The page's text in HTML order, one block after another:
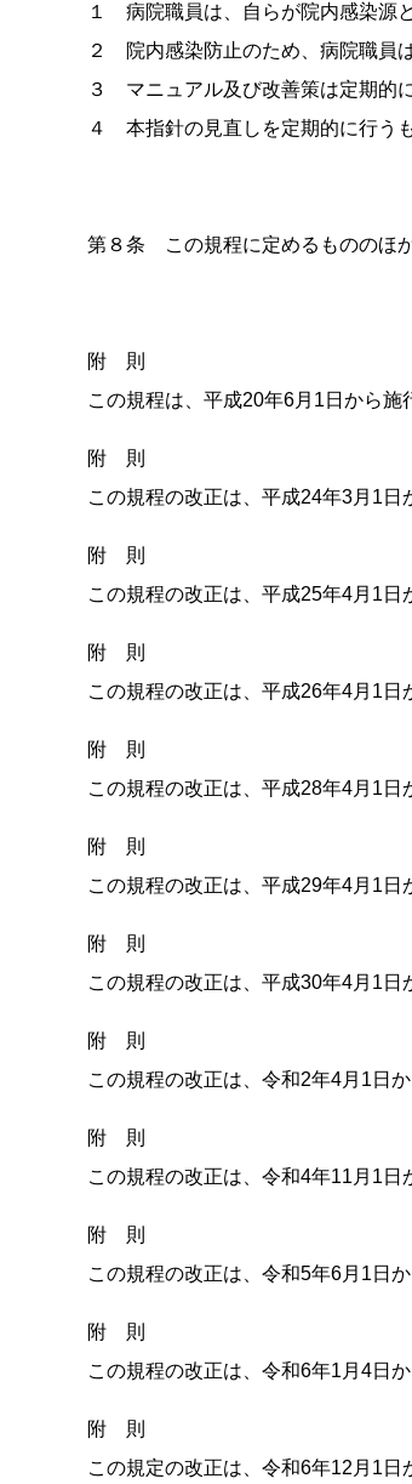
１ 病院職員は、自らが院内感染源
２ 院内感染防止のため、病院職員
３ マニュアル及び改善策は定期的
４ 本指針の見直しを定期的に行うも
第８条 この規程に定めるもののほ
附 則
この規程は、平成20年6月1日から施
附 則
この規程の改正は、平成24年3月1日
附 則
この規程の改正は、平成25年4月1日
附 則
この規程の改正は、平成26年4月1日
附 則
この規程の改正は、平成28年4月1日
附 則
この規程の改正は、平成29年4月1日
附 則
この規程の改正は、平成30年4月1日
附 則
この規程の改正は、令和2年4月1日か
附 則
この規程の改正は、令和4年11月1日
附 則
この規程の改正は、令和5年6月1日か
附 則
この規程の改正は、令和6年1月4日か
附 則
この規定の改正は、令和6年12月1日